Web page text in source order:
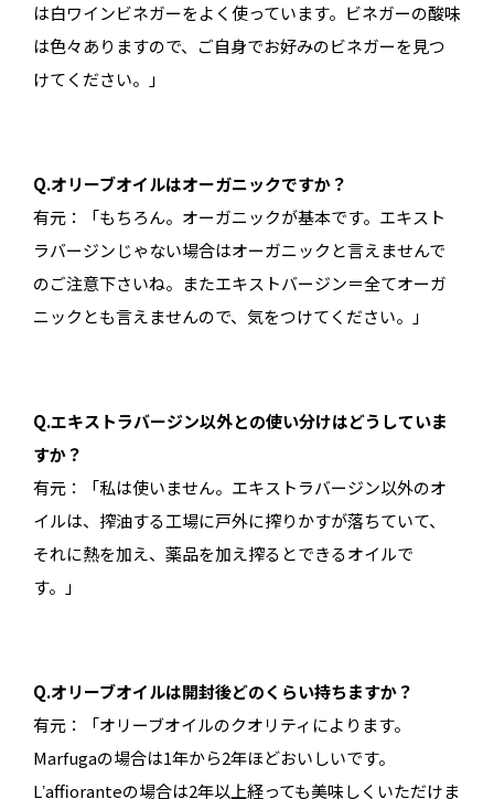
は白ワインビネガーをよく使っています。ビネガーの酸味
は色々ありますので、ご自身でお好みのビネガーを見つ
けてください。」
Q.オリーブオイルはオーガニックですか？
有元：「もちろん。オーガニックが基本です。エキスト
ラバージンじゃない場合はオーガニックと言えませんで
のご注意下さいね。またエキストバージン＝全てオーガ
ニックとも言えませんので、気をつけてください。」
Q.エキストラバージン以外との使い分けはどうしていま
すか？
有元：「私は使いません。エキストラバージン以外のオ
イルは、搾油する工場に戸外に搾りかすが落ちていて、
それに熱を加え、薬品を加え搾るとできるオイルで
す。」
Q.オリーブオイルは開封後どのくらい持ちますか？
有元：「オリーブオイルのクオリティによります。
Marfugaの場合は1年から2年ほどおいしいです。
Lʼaffioranteの場合は2年以上経っても美味しくいただけま